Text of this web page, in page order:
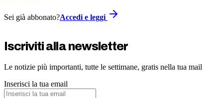
Sei già abbonato?Accedi e leggi
Iscriviti alla newsletter
Le notizie più importanti, tutte le settimane, gratis nella tua mail
Inserisci la tua email